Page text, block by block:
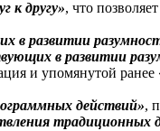
к другу», что
в развитии
в развитии
и упомянутой
действий»,
традиционных